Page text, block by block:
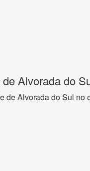
Alvorada do
de Alvorada do Sul no